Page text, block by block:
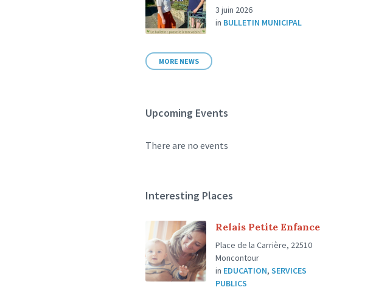
3 juin 2026
in BULLETIN MUNICIPAL
MORE NEWS
Upcoming Events
There are no events
Interesting Places
Relais Petite Enfance
Place de la Carrière, 22510
Moncontour
in EDUCATION,SERVICES
PUBLICS